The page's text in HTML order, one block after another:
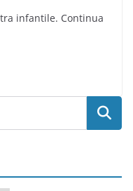
infantile. Continua